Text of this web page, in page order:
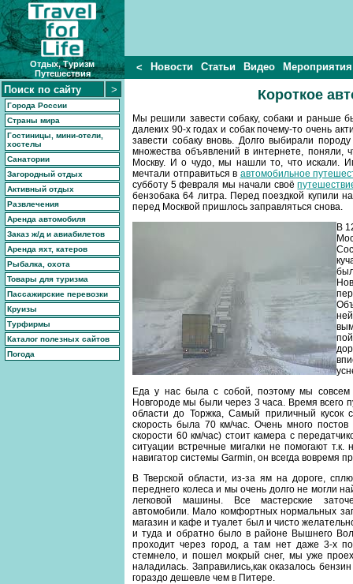
Отдых, Туризм
Путешествия
< Новости Статьи Видео Мероприятия
Города России
Страны мира
Гостиницы, мини-отели,
хостелы
Санатории
Загородный отдых
Активный отдых
Развлечения
Аренда автомобиля
Заказ ж/д и авиабилетов
Аренда яхт, катеров
Рыбалка, охота
Товары для туризма
Пассажирские перевозки
Круизы
Турфирмы
Каталог полезных сайтов
Погода
Короткое
Мы решили завести собаку, собаки и раньше
далеких 90-х годах и собак почему-то очень
завести собаку вновь. Долго выбирали
множества объявлений в интернете, поняли,
Москву. И о чудо, мы нашли то, что искали.
мечтали отправиться в автомобильное
субботу 5 февраля мы начали своё
бензобака 64 литра. Перед поездкой купили
перед Москвой пришлось заправляться снова.
В
Еда у нас была с собой, поэтому мы совсем
Новгороде мы были через 3 часа. Время всего
области до Торжка, Самый приличный кусок
скорость была 70 км/час. Очень много
скорости 60 км/час) стоит камера с
ситуации встречные мигалки не помогают
навигатор системы Garmin, он всегда вовремя
В Тверской области, из-за ям на дороге,
переднего колеса и мы очень долго не могли
легковой машины. Все мастерские
автомобили. Мало комфортных нормальных
магазин и кафе и туалет был и чисто
и туда и обратно было в районе Вышнего
проходит через город, а там нет даже 3-х
стемнело, и пошел мокрый снег, мы уже
наладилась. Заправились,как оказалось
гораздо дешевле чем в Питере.